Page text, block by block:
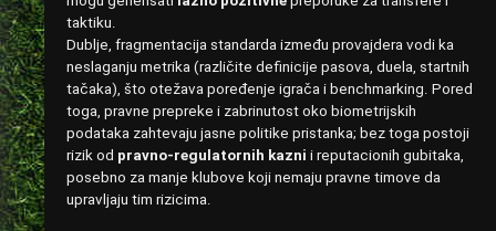
taktiku.
Dublje, fragmentacija standarda između provajdera vodi ka
neslaganju metrika (različite definicije pasova, duela, startnih
tačaka), što otežava poređenje igrača i benchmarking. Pored
toga, pravne prepreke i zabrinutost oko biometrijskih
podataka zahtevaju jasne politike pristanka; bez toga postoji
rizik od pravno-regulatornih kazni i reputacionih gubitaka,
posebno za manje klubove koji nemaju pravne timove da
upravljaju tim rizicima.